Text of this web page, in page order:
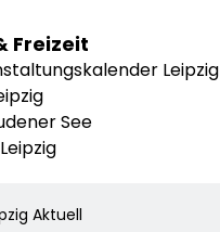
Freizeit
Leipzig
See
Aktuell